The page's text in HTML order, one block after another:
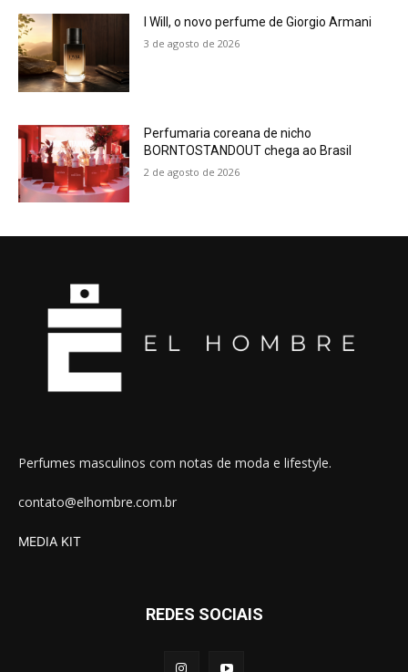
I Will, o novo perfume de Giorgio Armani
3 de agosto de 2026
Perfumaria coreana de nicho
BORNTOSTANDOUT chega ao Brasil
2 de agosto de 2026
Perfumes masculinos com notas de moda e lifestyle.
contato@elhombre.com.br
MEDIA KIT
REDES SOCIAIS